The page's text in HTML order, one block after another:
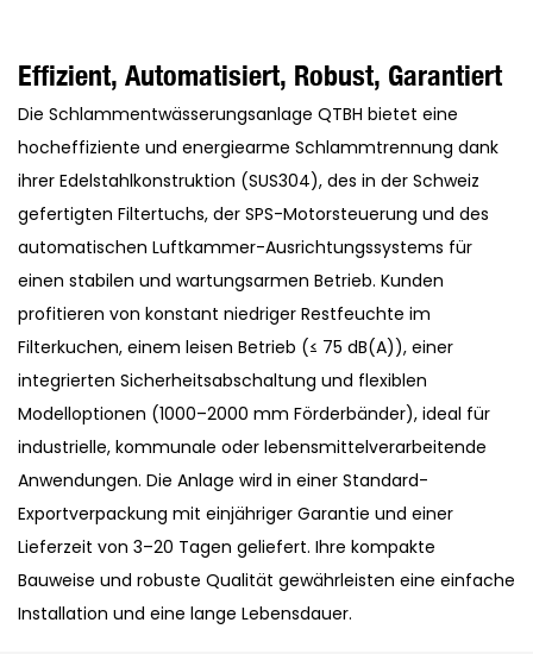
Effizient, Automatisiert, Robust, Garantiert
Die Schlammentwässerungsanlage QTBH bietet eine
hocheffiziente und energiearme Schlammtrennung dank
ihrer Edelstahlkonstruktion (SUS304), des in der Schweiz
gefertigten Filtertuchs, der SPS-Motorsteuerung und des
automatischen Luftkammer-Ausrichtungssystems für
einen stabilen und wartungsarmen Betrieb. Kunden
profitieren von konstant niedriger Restfeuchte im
Filterkuchen, einem leisen Betrieb (≤ 75 dB(A)), einer
integrierten Sicherheitsabschaltung und flexiblen
Modelloptionen (1000–2000 mm Förderbänder), ideal für
industrielle, kommunale oder lebensmittelverarbeitende
Anwendungen. Die Anlage wird in einer Standard-
Exportverpackung mit einjähriger Garantie und einer
Lieferzeit von 3–20 Tagen geliefert. Ihre kompakte
Bauweise und robuste Qualität gewährleisten eine einfache
Installation und eine lange Lebensdauer.